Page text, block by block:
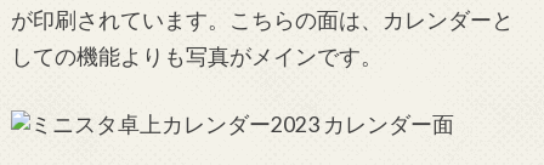
が印刷されています。こちらの面は、カレンダーと
しての機能よりも写真がメインです。